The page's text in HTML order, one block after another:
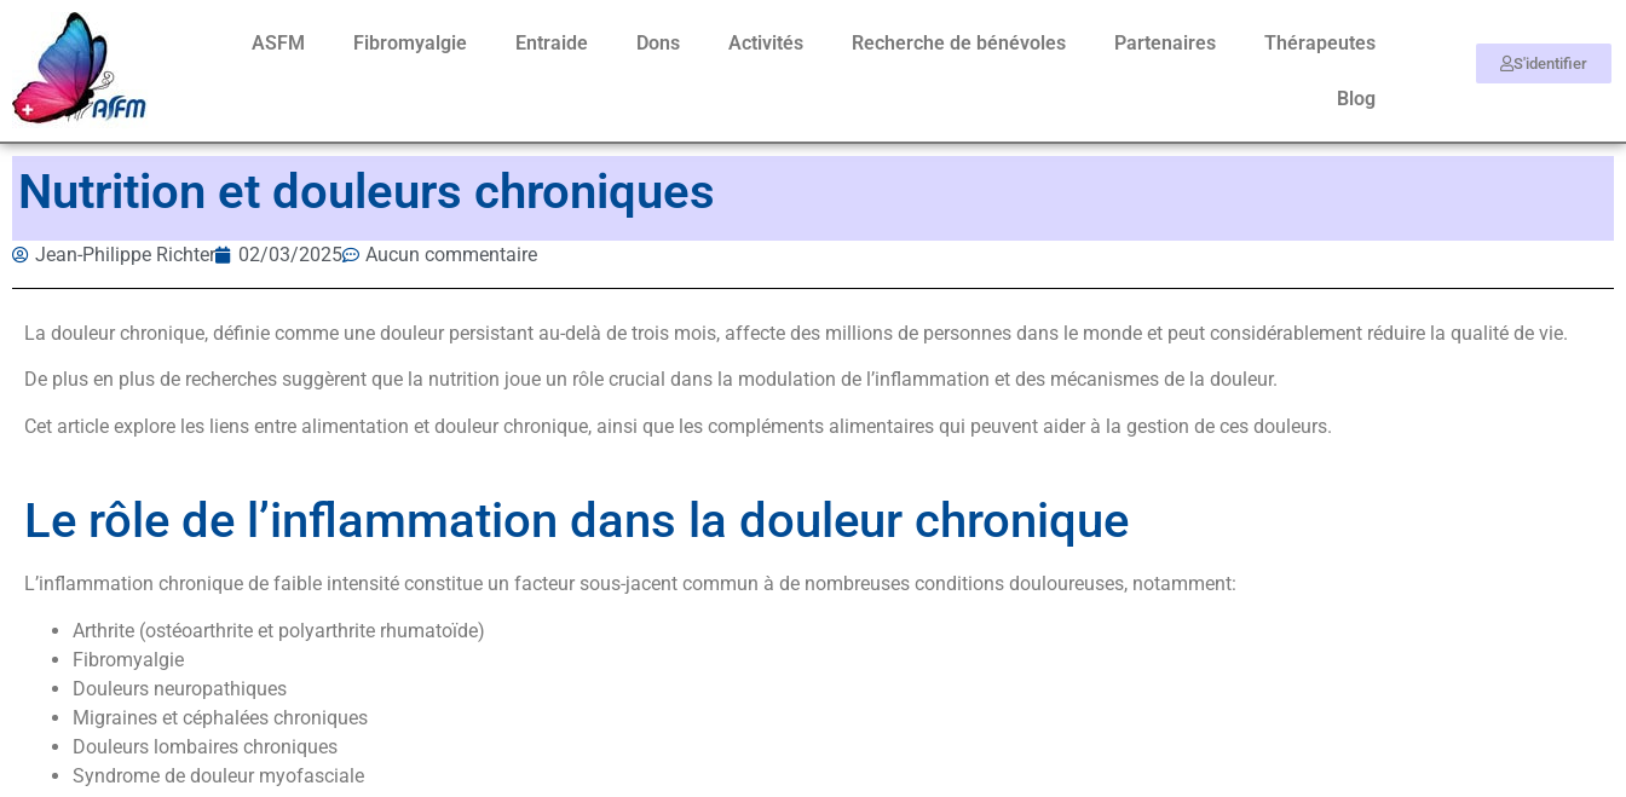
ASFM Fibromyalgie Entraide Dons Activités Recherche de bénévoles Partenaires Thérapeutes
Blog
S'identifier
Nutrition et douleurs chroniques
Jean-Philippe Richter 02/03/2025 Aucun commentaire
La douleur chronique, définie comme une douleur persistant au-delà de trois mois, affecte des millions de personnes dans le monde et peut considérablement réduire la qualité de vie.
De plus en plus de recherches suggèrent que la nutrition joue un rôle crucial dans la modulation de l’inflammation et des mécanismes de la douleur.
Cet article explore les liens entre alimentation et douleur chronique, ainsi que les compléments alimentaires qui peuvent aider à la gestion de ces douleurs.
Le rôle de l’inflammation dans la douleur chronique
L’inflammation chronique de faible intensité constitue un facteur sous-jacent commun à de nombreuses conditions douloureuses, notamment:
Arthrite (ostéoarthrite et polyarthrite rhumatoïde)
Fibromyalgie
Douleurs neuropathiques
Migraines et céphalées chroniques
Douleurs lombaires chroniques
Syndrome de douleur myofasciale